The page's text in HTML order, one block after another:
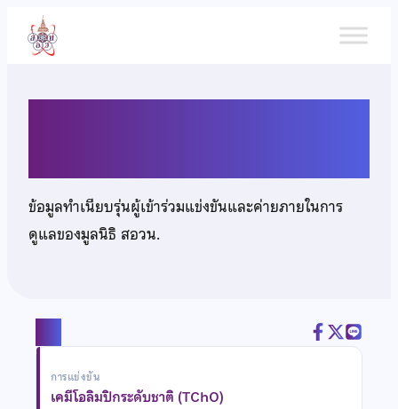
เนื้อหา
ข้อมูลทำเนียบรุ่นผู้เข้าร่วมแข่งขันและค่ายภายในการ
ดูแลของมูลนิธิ สอวน.
การแข่งขัน
เคมีโอลิมปิกระดับชาติ (TChO)